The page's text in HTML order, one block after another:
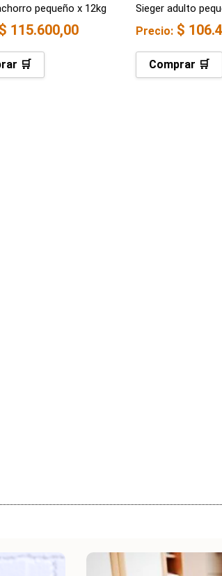
pequeño x 12kg
$ 115.600,00
🛒
Sieger adulto
Precio: $
Comprar 🛒